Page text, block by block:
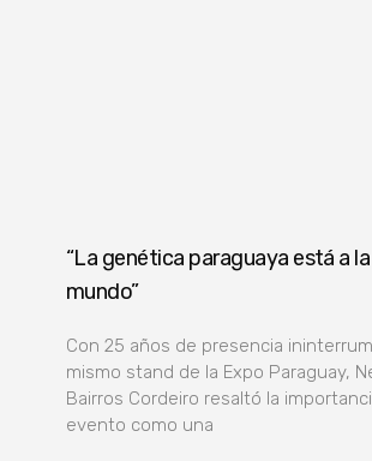
“La genética paraguaya está a
mundo”
Con 25 años de presencia
mismo stand de la Expo Paraguay,
Bairros Cordeiro resaltó la
evento como una